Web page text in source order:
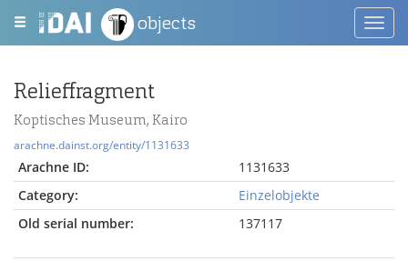
objects
Relieffragment
Koptisches Museum, Kairo
arachne.dainst.org/entity/1131633
Arachne ID:
1131633
Category:
Einzelobjekte
Old serial number:
137117